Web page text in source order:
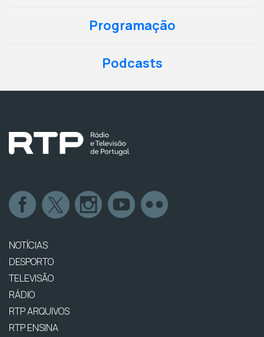
Programação
Podcasts
NOTÍCIAS
DESPORTO
TELEVISÃO
RÁDIO
RTP ARQUIVOS
RTP ENSINA